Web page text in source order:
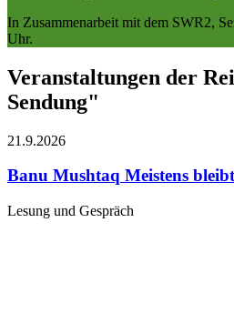
In Zusammenarbeit mit dem SWR2,
Uhr.
Veranstaltungen der
Sendung"
21.9.2026
Banu Mushtaq Meistens
Lesung und Gespräch